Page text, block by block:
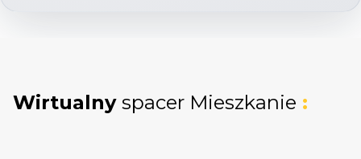
autentyczną, przedwojenną tkanką miasta
bezpośrednio z własnych okien.
Wirtualny spacer Mieszkanie :